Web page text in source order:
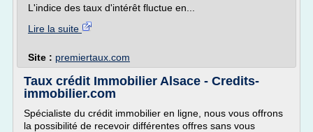
L'indice des taux d'intérêt fluctue en...
Lire la suite
Site : premiertaux.com
Taux crédit Immobilier Alsace - Credits-
immobilier.com
Spécialiste du crédit immobilier en ligne, nous vous offrons
la possibilité de recevoir différentes offres sans vous